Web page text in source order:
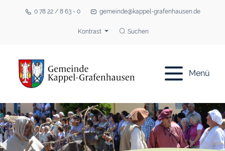
0 78 22 / 8 63 - 0 gemeinde@kappel-grafenhausen.de
Kontrast Suchen
Menü